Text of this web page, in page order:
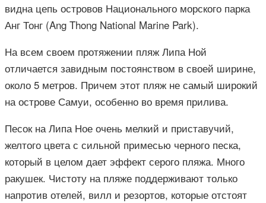
видна цепь островов Национального морского парка
Анг Тонг (Ang Thong National Marine Park).
На всем своем протяжении пляж Липа Ной
отличается завидным постоянством в своей ширине,
около 5 метров. Причем этот пляж не самый широкий
на острове Самуи, особенно во время прилива.
Песок на Липа Ное очень мелкий и приставучий,
желтого цвета с сильной примесью черного песка,
который в целом дает эффект серого пляжа. Много
ракушек. Чистоту на пляже поддерживают только
напротив отелей, вилл и резортов, которые отстоят